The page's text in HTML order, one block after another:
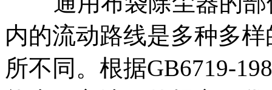
内的流动路线是多种多
所不同。根据GB6719-